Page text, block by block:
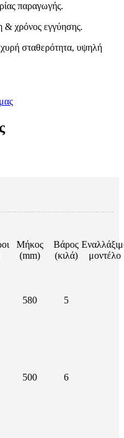
παραγωγής.
& χρόνος εγγύησης.
σταθερότητα, υψηλή
Μήκος
(mm)
Βάρος
(κιλά)
μοντέλο
580 5
500 6